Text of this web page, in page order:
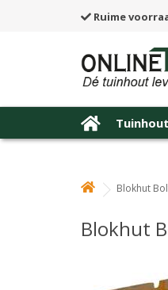
Ruime
Tuinhout
Blokhut
Blokhut